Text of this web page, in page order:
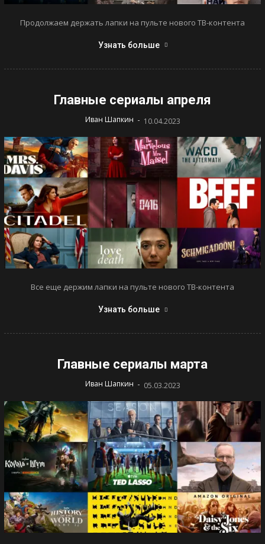
Продолжаем держать лапки на пульте нового ТВ-контента
Узнать больше
Главные сериалы апреля
Иван Шапкин - 10.04.2023
Все еще держим лапки на пульте нового ТВ-контента
Узнать больше
Главные сериалы марта
Иван Шапкин - 05.03.2023